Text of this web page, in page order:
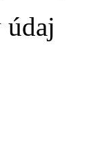
údaj